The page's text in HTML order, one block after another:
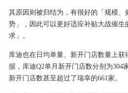
其原因则被归结为，有很好的「规模、
势」，因此可以更好适应补贴大战催生
求」。
库迪也在日均单量、新开门店数量上
据，库迪Q2单月新开门店数分别为304
新开门店数甚至超过了瑞幸的661家。